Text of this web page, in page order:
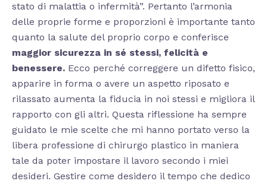
stato di malattia o infermità”. Pertanto l’armonia
delle proprie forme e proporzioni è importante tanto
quanto la salute del proprio corpo e conferisce
maggior sicurezza in sé stessi, felicità e
benessere. Ecco perché correggere un difetto fisico,
apparire in forma o avere un aspetto riposato e
rilassato aumenta la fiducia in noi stessi e migliora il
rapporto con gli altri. Questa riflessione ha sempre
guidato le mie scelte che mi hanno portato verso la
libera professione di chirurgo plastico in maniera
tale da poter impostare il lavoro secondo i miei
desideri. Gestire come desidero il tempo che dedico